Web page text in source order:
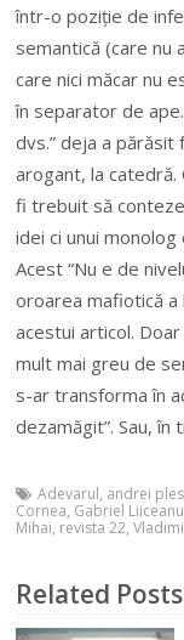
într-o poziție de
semantică (care nu
care nici măcar nu
în separator de
dvs.” deja a
arogant, la catedră.
fi trebuit să
idei ci unui
Acest “Nu e de
oroarea mafiotică a
acestui articol.
mult mai greu de
s-ar transforma în
dezamăgit”. Sau, în
Adevarul, andrei
Cornea, Gabriel Liiceanu
Mihai, revista 22,
Related Posts